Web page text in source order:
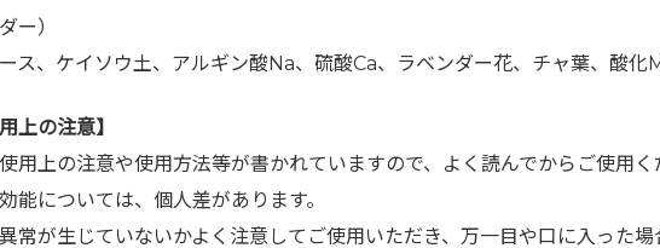
ー）
ス、ケイソウ土、アルギン酸Na、硫酸Ca、ラベンダー花、チャ葉、酸
上の注意】
用上の注意や使用方法等が書かれていますので、よく読んでからご使用く
能については、個人差があります。
常が生じていないかよく注意してご使用いただき、万一目や口に入った場